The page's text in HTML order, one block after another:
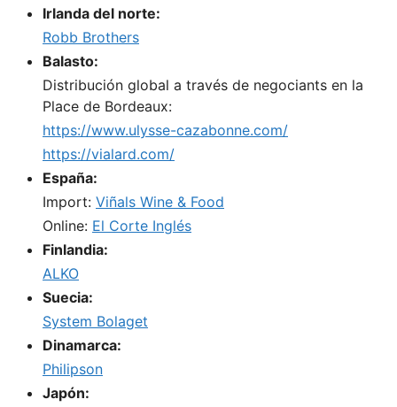
Irlanda del norte:
Robb Brothers
Balasto:
Distribución global a través de negociants en la
Place de Bordeaux:
https://www.ulysse-cazabonne.com/
https://vialard.com/
España:
Import: Viñals Wine & Food
Online: El Corte Inglés
Finlandia:
ALKO
Suecia:
System Bolaget
Dinamarca:
Philipson
Japón: